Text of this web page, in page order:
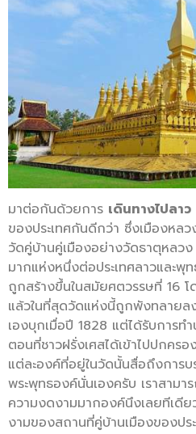
มาต่อกันด้วยการ เดินทางไปลาว
ของประเทศกันดีกว่า ซึ่งเมืองหล
วัดคู่บ้านคู่เมืองอย่างวัดธาตุหลว
มากแห่งหนึ่งต่อประเทศลาวและพุ
ถูกสร้างขึ้นในสมัยศตวรรษที่ 16 โ
แล้วในที่สุดวัดแห่งนี้ถูกพังทลายลง
เองบุกเมื่อปี 1828 แต่ได้รับการท
ตอนที่ชาวฝรั่งเศสได้เข้าไปปกคร
แต่ละองค์ที่อยู่ในวัดนั้นสื่อถึงการบ
พระพุทธองค์นั่นเองครับ เราสามา
ความงดงามมากองค์นึงเลยทีเดีย
งามของสถานที่คู่บ้านเมืองของปร